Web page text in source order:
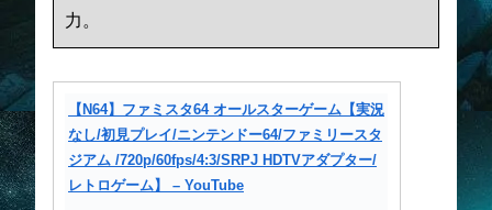
力。
【N64】ファミスタ64 オールスターゲーム【実況
なし/初見プレイ/ニンテンドー64/ファミリースタ
ジアム /720p/60fps/4:3/SRPJ HDTVアダプター/
レトロゲーム】 – YouTube